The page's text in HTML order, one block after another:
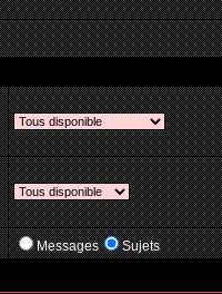
Messages Sujets